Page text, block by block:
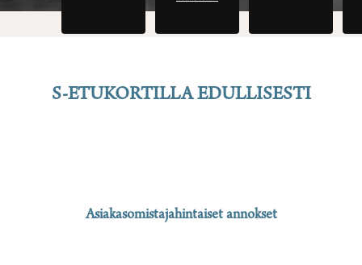
S-ETUKORTILLA EDULLISESTI
Asiakasomistajahintaiset annokset